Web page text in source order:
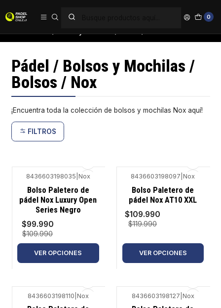
0
Pádel / Bolsos y Mochilas /
Bolsos / Nox
¡Encuentra toda la colección de bolsos y mochilas Nox aquí!
FILTROS
-9%
8436603198035 Nox
Bolso Paletero de
pádel Nox Luxury Open
Series Negro
$99.990
$109.990
VER OPCIONES
-8%
8436603198097 |Nox
Bolso Paletero de
pádel Nox AT10 XXL
$109.990
$119.990
VER OPCIONES
8436603198110 Nox 8436603198127 Nox